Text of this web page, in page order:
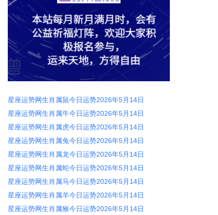
星座运势网生肖属鼠今日运势2026年5月14日
星座运势网生肖属牛今日运势2026年5月14日
星座运势网生肖属虎今日运势2026年5月14日
星座运势网生肖属兔今日运势2026年5月14日
星座运势网生肖属龙今日运势2026年5月14日
星座运势网生肖属蛇今日运势2026年5月14日
星座运势网生肖属马今日运势2026年5月14日
星座运势网生肖属羊今日运势2026年5月14日
星座运势网生肖属猴今日运势2026年5月14日